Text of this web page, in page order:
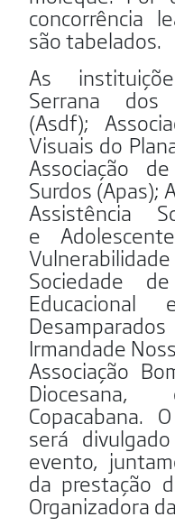
concorrência
são tabelados.
As
Serrana dos
(Asdf);
Visuais do
Associação
Surdos (Apas);
Assistência
e
Sociedade
Irmandade
Associação
Copacabana.
será
evento,
da prestação
Organizadora